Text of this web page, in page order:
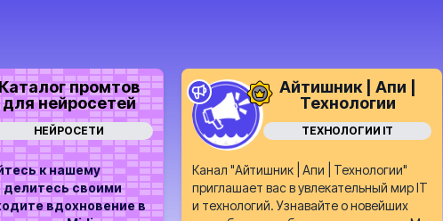
промтов
для нейросетей
НЕЙРОСЕТИ
к нашему
своими
вдохновение в
Айтишник | Апи |
Технологии
ТЕХНОЛОГИИ IT
Канал "Айтишник | Апи | Технологии"
приглашает вас в увлекательный мир IT
и технологий. Узнавайте о новейших